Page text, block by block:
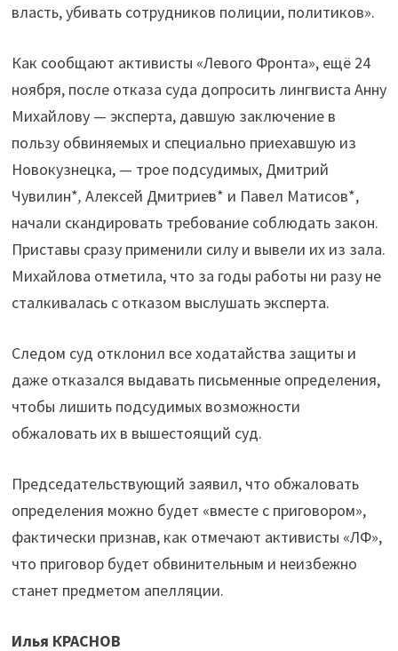
власть, убивать сотрудников полиции, политиков».
Как сообщают активисты «Левого Фронта», ещё 24
ноября, после отказа суда допросить лингвиста Анну
Михайлову — эксперта, давшую заключение в
пользу обвиняемых и специально приехавшую из
Новокузнецка, — трое подсудимых, Дмитрий
Чувилин*, Алексей Дмитриев* и Павел Матисов*,
начали скандировать требование соблюдать закон.
Приставы сразу применили силу и вывели их из зала.
Михайлова отметила, что за годы работы ни разу не
сталкивалась с отказом выслушать эксперта.
Следом суд отклонил все ходатайства защиты и
даже отказался выдавать письменные определения,
чтобы лишить подсудимых возможности
обжаловать их в вышестоящий суд.
Председательствующий заявил, что обжаловать
определения можно будет «вместе с приговором»,
фактически признав, как отмечают активисты «ЛФ»,
что приговор будет обвинительным и неизбежно
станет предметом апелляции.
Илья КРАСНОВ